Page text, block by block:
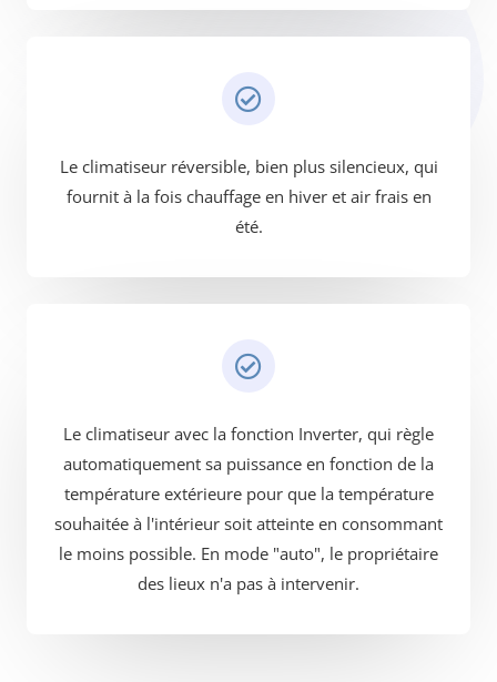
Le climatiseur réversible, bien plus silencieux, qui
fournit à la fois chauffage en hiver et air frais en
été.
Le climatiseur avec la fonction Inverter, qui règle
automatiquement sa puissance en fonction de la
température extérieure pour que la température
souhaitée à l'intérieur soit atteinte en consommant
le moins possible. En mode "auto", le propriétaire
des lieux n'a pas à intervenir.